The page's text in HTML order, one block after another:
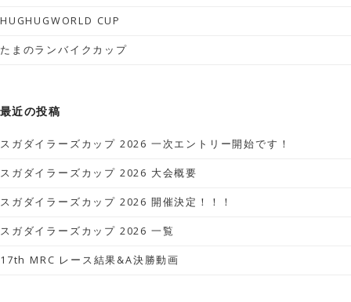
HUGHUGWORLD CUP
たまのランバイクカップ
最近の投稿
スガダイラーズカップ 2026 一次エントリー開始です！
スガダイラーズカップ 2026 大会概要
スガダイラーズカップ 2026 開催決定！！！
スガダイラーズカップ 2026 一覧
17th MRC レース結果&A決勝動画